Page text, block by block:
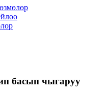
басып чыгаруу